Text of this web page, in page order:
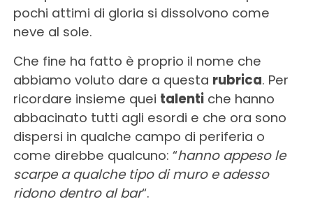
pochi attimi di gloria si dissolvono come
neve al sole.
Che fine ha fatto è proprio il nome che
abbiamo voluto dare a questa rubrica. Per
ricordare insieme quei talentiche hanno
abbacinato tutti agli esordi e che ora sono
dispersi in qualche campo di periferia o
come direbbe qualcuno: “hanno appeso le
scarpe a qualche tipo di muro e adesso
ridono dentro al bar“.